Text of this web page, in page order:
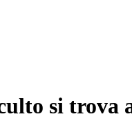
si trova